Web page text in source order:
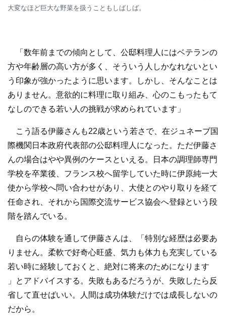
大変なほど巨大な野菜を扱うこともしばしば。
「数年前までの傾向として、公邸料理人にはベテランの
方や年齢層の高い方が多く、そういう人しかなれないとい
う印象が強かったように思います。しかし、そんなことは
ありません。意欲的に料理に取り組み、心のこもったもて
なしのできる若い人の挑戦が求められています」
こう語る伊藤さんも22歳という若さで、在ジュネーブ国
際機関日本政府代表部の公邸料理人になった。ただ伊藤さ
んの場合はやや異例のケースといえる。日本の調理師専門
学校を卒業後、フランス校へ留学していた時に伊原純一大
使から学校へ問い合わせがあり、大使とのやり取りを経て
任命され、それから国際交流サービス協会へ登録という段
階を踏んでいる。
自らの体験を通して伊藤さんは、「特別な経歴は必要あ
りません。柔軟で好奇心旺盛、気力も体力も充実している
若い時に経験しておくと、絶対に将来のためになります
」とアドバイスする。失敗もあるだろうが、失敗したら反
省して直せばいい。人間は成功体験だけでは成長しないの
だから。